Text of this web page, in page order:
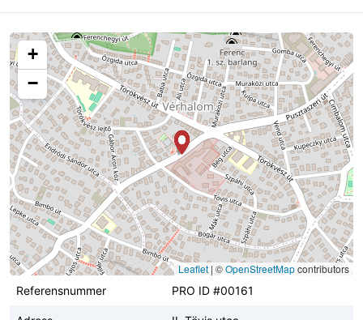
+
−
Leaflet| ©OpenStreetMapcontributors
Referensnummer
PRO ID #00161